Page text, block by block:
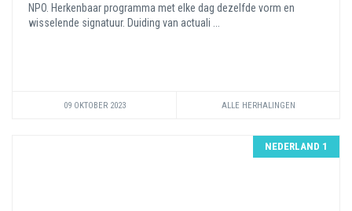
NPO. Herkenbaar programma met elke dag dezelfde vorm en
wisselende signatuur. Duiding van actuali ...
09 OKTOBER 2023 ALLE HERHALINGEN
NEDERLAND 1